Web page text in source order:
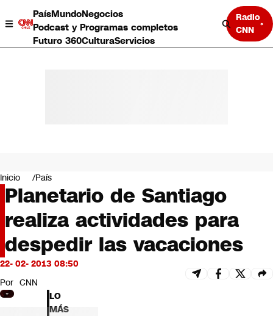
PaísMundoNegocios
Podcast y Programas completos
Futuro 360CulturaServicios
Radio
CNN
Negocios
Deportes
Programas completos
Cultura
Servicios
Bits
CNN Data
CNN tiempo
Futuro 360
Opinión
Inicio País
Planetario de Santiago
realiza actividades para
despedir las vacaciones
22- 02- 2013 08:50
Por CNN
LO
MÁS